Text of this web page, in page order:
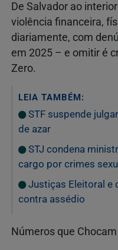
De Salvador ao
violência financeira,
diariamente, com
em 2025 – e omitir é
Zero.
LEIA TAMBÉM:
STF suspende
de azar
STJ condena
cargo por crimes
Justiças Eleitoral e
contra assédio
Números que